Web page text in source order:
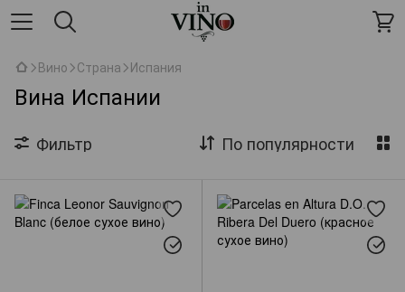
Вино Страна Испания
Вина Испании
Фильтр По популярности